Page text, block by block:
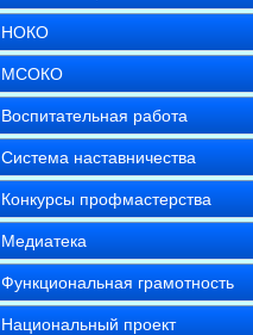
НОКО
МСОКО
Воспитательная работа
Система наставничества
Конкурсы профмастерства
Медиатека
Функциональная грамотность
Национальный проект